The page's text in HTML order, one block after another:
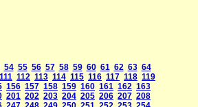
54 55 56 57 58 59 60 61 62 63 64
111 112 113 114 115 116 117 118 119
156 157 158 159 160 161 162 163
201 202 203 204 205 206 207 208